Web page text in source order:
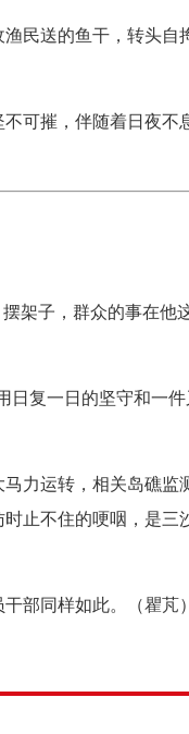
民送的鱼干，转头自
可摧，伴随着日夜不
架子，群众的事在他
复一日的坚守和一件
力运转，相关岛礁监
止不住的哽咽，是三
部同样如此。（瞿芃）